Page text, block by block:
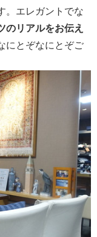
。エレガントでな
のリアルをお伝え
にとぞなにとぞご